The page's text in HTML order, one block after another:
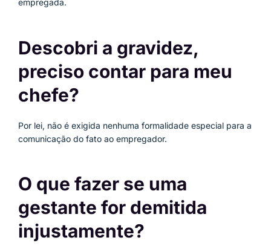
empregada.
Descobri a gravidez,
preciso contar para meu
chefe?
Por lei, não é exigida nenhuma formalidade especial para a
comunicação do fato ao empregador.
O que fazer se uma
gestante for demitida
injustamente?